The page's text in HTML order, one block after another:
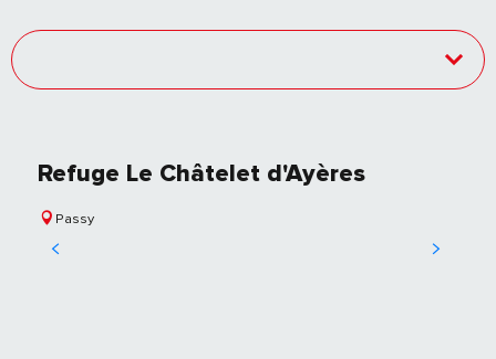
Refuge Le Châtelet d'Ayères
Passy